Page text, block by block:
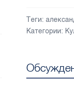
Теги:
Категории: